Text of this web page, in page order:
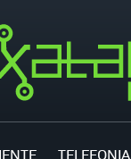
TELEFONIA